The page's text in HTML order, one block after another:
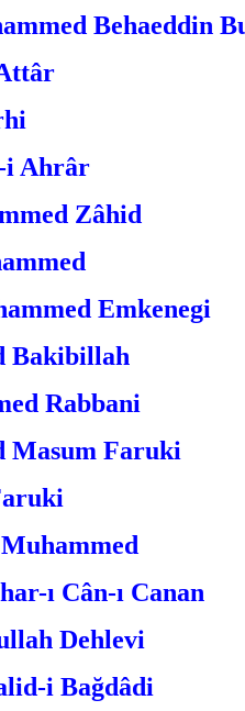
Behaeddin
i Ahrâr
Zâhid
Emkenegi
Bakibillah
Rabbani
Masum Faruki
ı Cân-ı Canan
Dehlevi
i Bağdâdi